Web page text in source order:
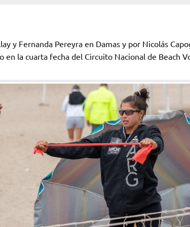
y Fernanda Pereyra en Damas y por Nicolás
la cuarta fecha del Circuito Nacional de Beach